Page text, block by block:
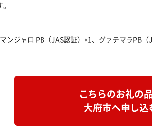
ンジャロ PB（JAS認証）×1、グァテマラPB
こちらのお礼の
大府市へ申し込